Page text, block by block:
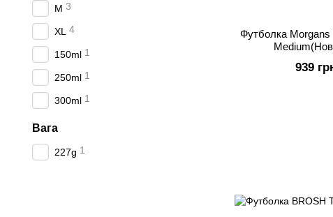
Футболка Morgans
939
M 3
XL 4
150ml 1
250ml 1
300ml 1
Вага
227g 1